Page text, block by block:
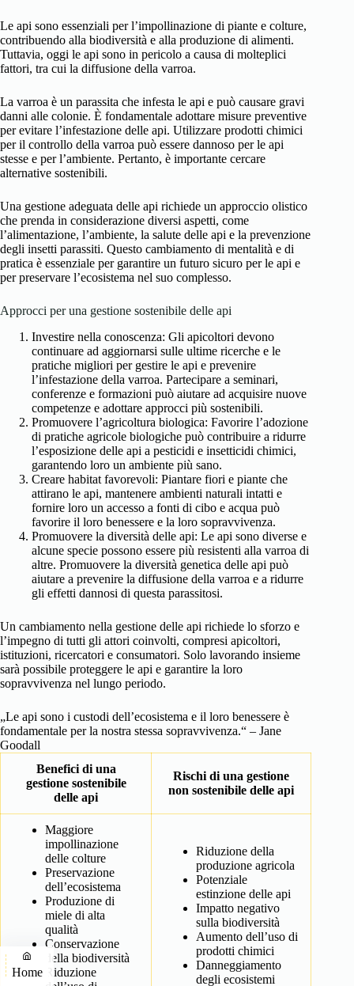
Le api sono essenziali per l’impollinazione di piante e colture,
contribuendo alla biodiversità e alla produzione di alimenti.
Tuttavia, oggi le api sono in pericolo a causa di molteplici
fattori, tra cui la diffusione della varroa.
La varroa è un parassita che infesta le api e può causare gravi
danni alle colonie. È fondamentale adottare misure preventive
per evitare l’infestazione delle api. Utilizzare prodotti chimici
per il controllo della varroa può essere dannoso per le api
stesse e per l’ambiente. Pertanto, è importante cercare
alternative sostenibili.
Una gestione adeguata delle api richiede un approccio olistico
che prenda in considerazione diversi aspetti, come
l’alimentazione, l’ambiente, la salute delle api e la prevenzione
degli insetti parassiti. Questo cambiamento di mentalità e di
pratica è essenziale per garantire un futuro sicuro per le api e
per preservare l’ecosistema nel suo complesso.
Approcci per una gestione sostenibile delle api
Investire nella conoscenza: Gli apicoltori devono
continuare ad aggiornarsi sulle ultime ricerche e le
pratiche migliori per gestire le api e prevenire
l’infestazione della varroa. Partecipare a seminari,
conferenze e formazioni può aiutare ad acquisire nuove
competenze e adottare approcci più sostenibili.
Promuovere l’agricoltura biologica: Favorire l’adozione
di pratiche agricole biologiche può contribuire a ridurre
l’esposizione delle api a pesticidi e insetticidi chimici,
garantendo loro un ambiente più sano.
Creare habitat favorevoli: Piantare fiori e piante che
attirano le api, mantenere ambienti naturali intatti e
fornire loro un accesso a fonti di cibo e acqua può
favorire il loro benessere e la loro sopravvivenza.
Promuovere la diversità delle api: Le api sono diverse e
alcune specie possono essere più resistenti alla varroa di
altre. Promuovere la diversità genetica delle api può
aiutare a prevenire la diffusione della varroa e a ridurre
gli effetti dannosi di questa parassitosi.
Un cambiamento nella gestione delle api richiede lo sforzo e
l’impegno di tutti gli attori coinvolti, compresi apicoltori,
istituzioni, ricercatori e consumatori. Solo lavorando insieme
sarà possibile proteggere le api e garantire la loro
sopravvivenza nel lungo periodo.
„Le api sono i custodi dell’ecosistema e il loro benessere è
fondamentale per la nostra stessa sopravvivenza.“ – Jane
Goodall
Benefici di una
gestione sostenibile
delle api
Rischi di una gestione
non sostenibile delle api
Maggiore
impollinazione
delle colture
Preservazione
dell’ecosistema
Produzione di
miele di alta
qualità
Conservazione
della biodiversità
Riduzione
Riduzione della
produzione agricola
Potenziale
estinzione delle api
Impatto negativo
sulla biodiversità
Aumento dell’uso di
prodotti chimici
Danneggiamento
degli ecosistemi
Home